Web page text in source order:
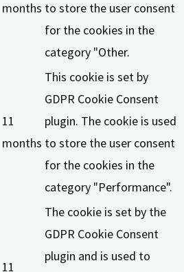
months to store the user consent
for the cookies in the
category "Other.
11
months
This cookie is set by
GDPR Cookie Consent
plugin. The cookie is used
to store the user consent
for the cookies in the
category "Performance".
11
The cookie is set by the
GDPR Cookie Consent
plugin and is used to